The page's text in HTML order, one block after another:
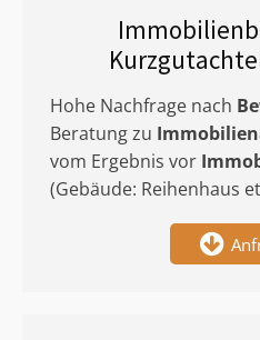
Hohe Nachfrage nach
Beratung zu
vom Ergebnis vor
(Gebäude: Reihenhaus